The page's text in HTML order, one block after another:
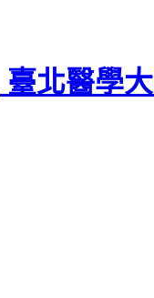
臺北醫學